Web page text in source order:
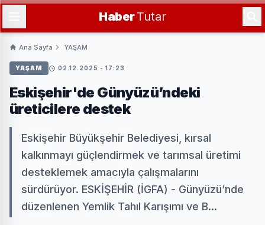
HaberTutar
Ana Sayfa YAŞAM
YAŞAM 02.12.2025 - 17:23
Eskişehir'de Günyüzü’ndeki
üreticilere destek
Eskişehir Büyükşehir Belediyesi, kırsal
kalkınmayı güçlendirmek ve tarımsal üretimi
desteklemek amacıyla çalışmalarını
sürdürüyor. ESKİŞEHİR (İGFA) - Günyüzü’nde
düzenlenen Yemlik Tahıl Karışımı ve B...